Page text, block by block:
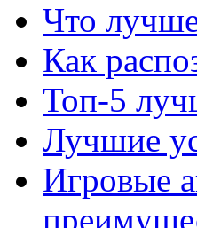
Что
Как
Топ-5
Лучшие
Игровые